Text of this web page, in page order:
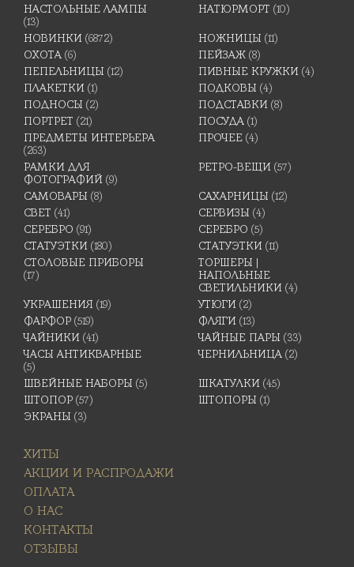
НАСТОЛЬНЫЕ ЛАМПЫ
(13)
НАТЮРМОРТ (10)
НОВИНКИ (6872) НОЖНИЦЫ (11)
ОХОТА (6) ПЕЙЗАЖ (8)
ПЕПЕЛЬНИЦЫ (12) ПИВНЫЕ КРУЖКИ (4)
ПЛАКЕТКИ (1) ПОДКОВЫ (4)
ПОДНОСЫ (2) ПОДСТАВКИ (8)
ПОРТРЕТ (21) ПОСУДА (1)
ПРЕДМЕТЫ ИНТЕРЬЕРА
(263)
ПРОЧЕЕ (4)
РАМКИ ДЛЯ
ФОТОГРАФИЙ (9)
РЕТРО-ВЕЩИ (57)
САМОВАРЫ (8) САХАРНИЦЫ (12)
СВЕТ (41) СЕРВИЗЫ (4)
СЕРЕБРО (91) СЕРЕБРО (5)
СТАТУЭТКИ (180) СТАТУЭТКИ (11)
СТОЛОВЫЕ ПРИБОРЫ
(17)
ТОРШЕРЫ |
НАПОЛЬНЫЕ
СВЕТИЛЬНИКИ (4)
УКРАШЕНИЯ (19) УТЮГИ (2)
ФАРФОР (519) ФЛЯГИ (13)
ЧАЙНИКИ (41) ЧАЙНЫЕ ПАРЫ (33)
ЧАСЫ АНТИКВАРНЫЕ
(5)
ЧЕРНИЛЬНИЦА (2)
ШВЕЙНЫЕ НАБОРЫ (5) ШКАТУЛКИ (45)
ШТОПОР (57) ШТОПОРЫ (1)
ЭКРАНЫ (3)
ХИТЫ
АКЦИИ И РАСПРОДАЖИ
ОПЛАТА
О НАС
КОНТАКТЫ
ОТЗЫВЫ